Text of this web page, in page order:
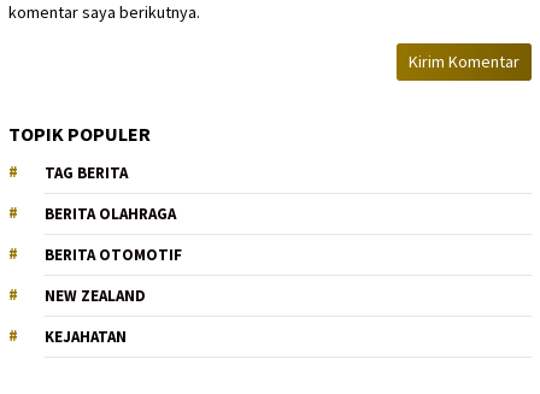
komentar saya berikutnya.
TOPIK POPULER
TAG BERITA
BERITA OLAHRAGA
BERITA OTOMOTIF
NEW ZEALAND
KEJAHATAN